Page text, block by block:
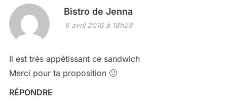
Bistro de Jenna
6 avril 2016 à 18h28
Il est très appétissant ce sandwich
Merci pour ta proposition 🙂
RÉPONDRE